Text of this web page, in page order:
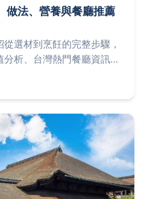
做法、營養與餐廳推薦
選材到烹飪的完整步驟，
析、台灣熱門餐廳資訊及
在家自煮鮮美蛤蠣湯，還